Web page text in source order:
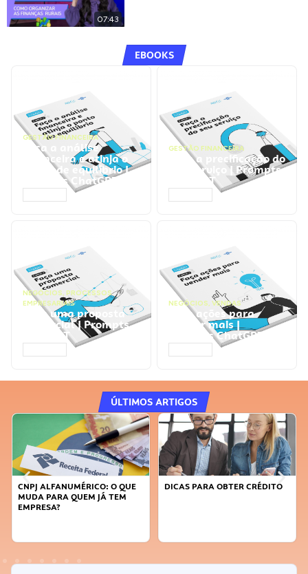
07:43
EBOOKS
GESTÃO FINANCEIRA
Faça a análise
financeira e atinja o
ponto de equilíbrio |
Prompts ChatGPT
GESTÃO FINANCEIRA
Faça a precificação do
seu serviço | Prompts
ChatGPT
NEGÓCIOS, PROCESSOS
EMPRESARIAIS
Faça uma proposta
comercial | Prompts
ChatGPT
NEGÓCIOS, VENDAS
Faça ações para
vender mais |
Prompts ChatGPT
ÚLTIMOS ARTIGOS
CNPJ ALFANUMÉRICO: O QUE
MUDA PARA QUEM JÁ TEM
EMPRESA?
DICAS PARA OBTER CRÉDITO